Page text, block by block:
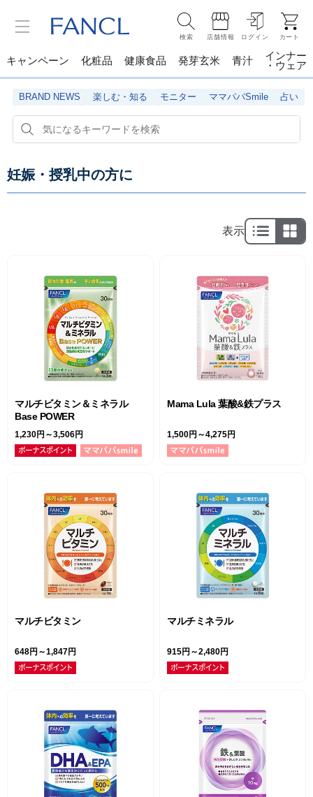
検索 店舗情報 ログイン カート
キャンペーン 化粧品 健康食品 発芽玄米 青汁
インナー
・ウェア
BRAND NEWS 楽しむ・知る モニター ママパパSmile 占い
妊娠・授乳中の方に
表示
マルチビタミン＆ミネラル
Base POWER
1,230円～3,506円
Mama Lula 葉酸&鉄プラス
1,500円～4,275円
マルチビタミン
648円～1,847円
マルチミネラル
915円～2,480円